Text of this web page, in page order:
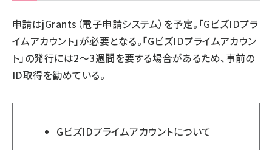
申請はjGrants（電子申請システム）を予定。「GビズIDプラ
イムアカウント」が必要となる。「GビズIDプライムアカウン
ト」の発行には2～3週間を要する場合があるため、事前の
ID取得を勧めている。
GビズIDプライムアカウントについて